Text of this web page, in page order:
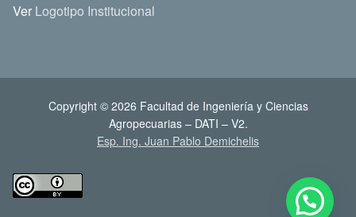
Ver Logotipo Institucional
Copyright © 2026 Facultad de Ingeniería y Ciencias
Agropecuarias – DATI – V2.
Esp. Ing. Juan Pablo Demichelis